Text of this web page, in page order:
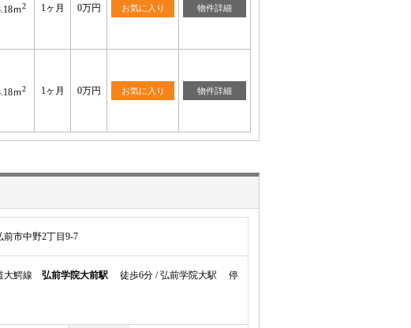
ｍ2 1ヶ月 0万円 お気に入り 物件詳細
ｍ2 1ヶ月 0万円 お気に入り 物件詳細
前市中野2丁目9-7
大鰐線 弘前学院大前駅 徒歩6分 / 弘前学院大駅 停